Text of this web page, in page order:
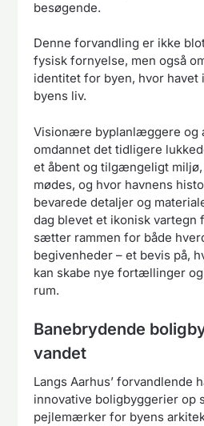
besøgende.
Denne forvandling er ikke
fysisk fornyelse, men også
identitet for byen, hvor havet
byens liv.
Visionære byplanlæggere og
omdannet det tidligere
et åbent og tilgængeligt
mødes, og hvor havnens
bevarede detaljer og
dag blevet et ikonisk vartegn
sætter rammen for både
begivenheder – et bevis på,
kan skabe nye fortællinger
rum.
Banebrydende
vandet
Langs Aarhus’ forvandlende
innovative boligbyggerier op
pejlemærker for byens